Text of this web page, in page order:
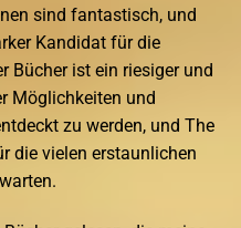
sind fantastisch, und
Kandidat für die
Bücher ist ein riesiger und
Möglichkeiten und
zu werden, und The
die vielen erstaunlichen